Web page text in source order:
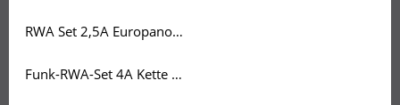
RWA Set 2,5A Europanorm Set 500mm Kette
Funk-RWA-Set 4A Kette 500 Velux Roto Dachfenster